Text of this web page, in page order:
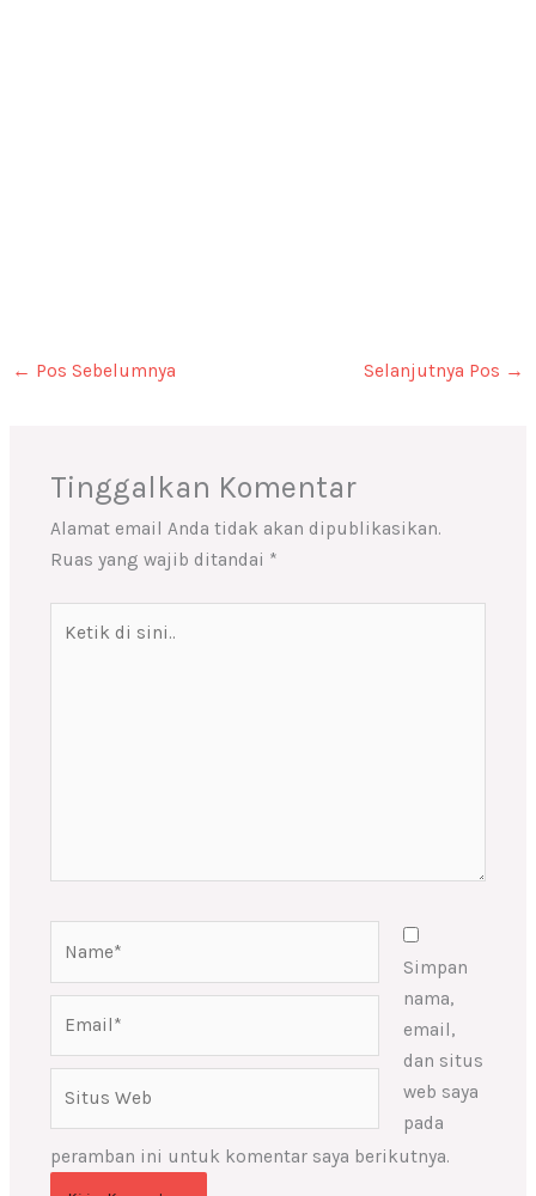
← Pos Sebelumnya Selanjutnya Pos →
Tinggalkan Komentar
Alamat email Anda tidak akan dipublikasikan.
Ruas yang wajib ditandai *
Simpan
nama,
email,
dan situs
web saya
pada
peramban ini untuk komentar saya berikutnya.